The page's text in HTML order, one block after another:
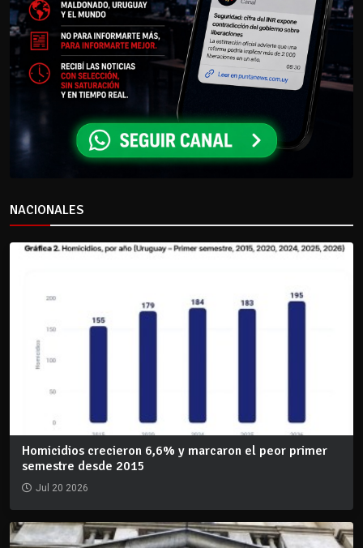
NACIONALES
Homicidios crecieron 6,6% y marcaron el peor primer
semestre desde 2015
Jul 20 2026